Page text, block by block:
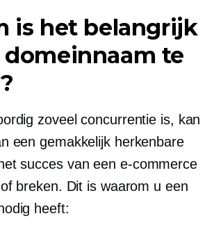
is het belangrijk
te
zoveel concurrentie is, kan
een gemakkelijk herkenbare
succes van een e-commerce
breken. Dit is waarom u een
heeft: